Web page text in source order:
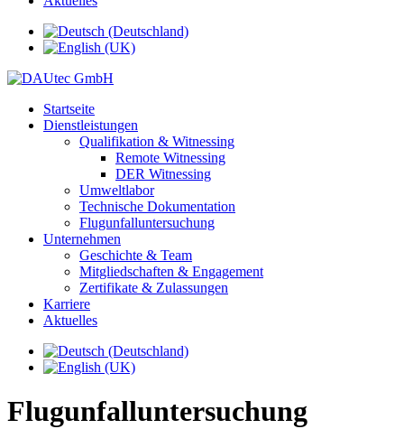
Startseite
Dienstleistungen
Qualifikation & Witnessing
Remote Witnessing
DER Witnessing
Umweltlabor
Technische Dokumentation
Flugunfalluntersuchung
Unternehmen
Geschichte & Team
Mitgliedschaften & Engagement
Zertifikate & Zulassungen
Karriere
Aktuelles
Flugunfalluntersuchung